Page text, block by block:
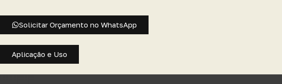
Solicitar Orçamento no WhatsApp
Aplicação e Uso